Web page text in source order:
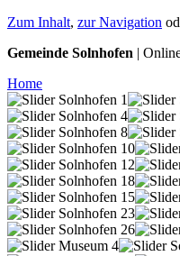
Zum Inhalt, zur Navigation
Gemeinde Solnhofen |
Home